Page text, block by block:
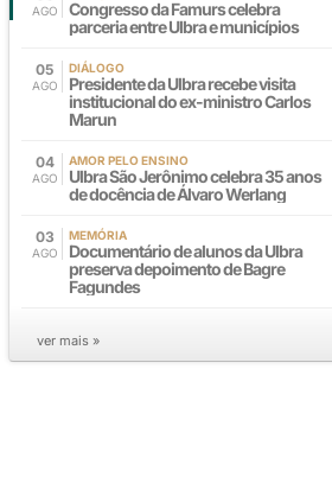
AGO
Congresso da Famurs celebra
parceria entre Ulbra e municípios
05
AGO
DIÁLOGO
Presidente da Ulbra recebe visita
institucional do ex-ministro Carlos
Marun
04
AGO
AMOR PELO ENSINO
Ulbra São Jerônimo celebra 35 anos
de docência de Álvaro Werlang
03
AGO
MEMÓRIA
Documentário de alunos da Ulbra
preserva depoimento de Bagre
Fagundes
ver mais »